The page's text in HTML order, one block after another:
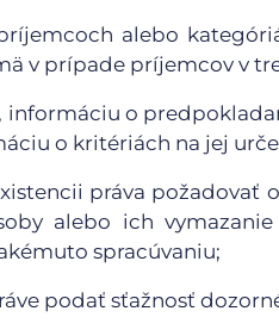
alebo
v prípade príjemcov v
informáciu o
o kritériách na jej
práva požadovať
alebo ich
spracúvaniu;
podať sťažnosť